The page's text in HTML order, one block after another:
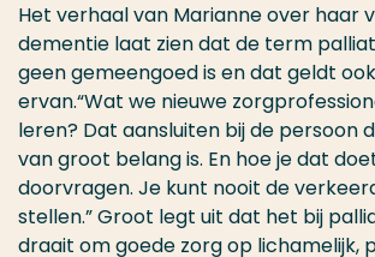
Het verhaal van Marianne over haar
dementie laat zien dat de term
geen gemeengoed is en dat geldt
ervan.“Wat we nieuwe
leren? Dat aansluiten bij de persoon
van groot belang is. En hoe je dat
doorvragen. Je kunt nooit de
stellen.” Groot legt uit dat het bij
draait om goede zorg op lichamelijk,